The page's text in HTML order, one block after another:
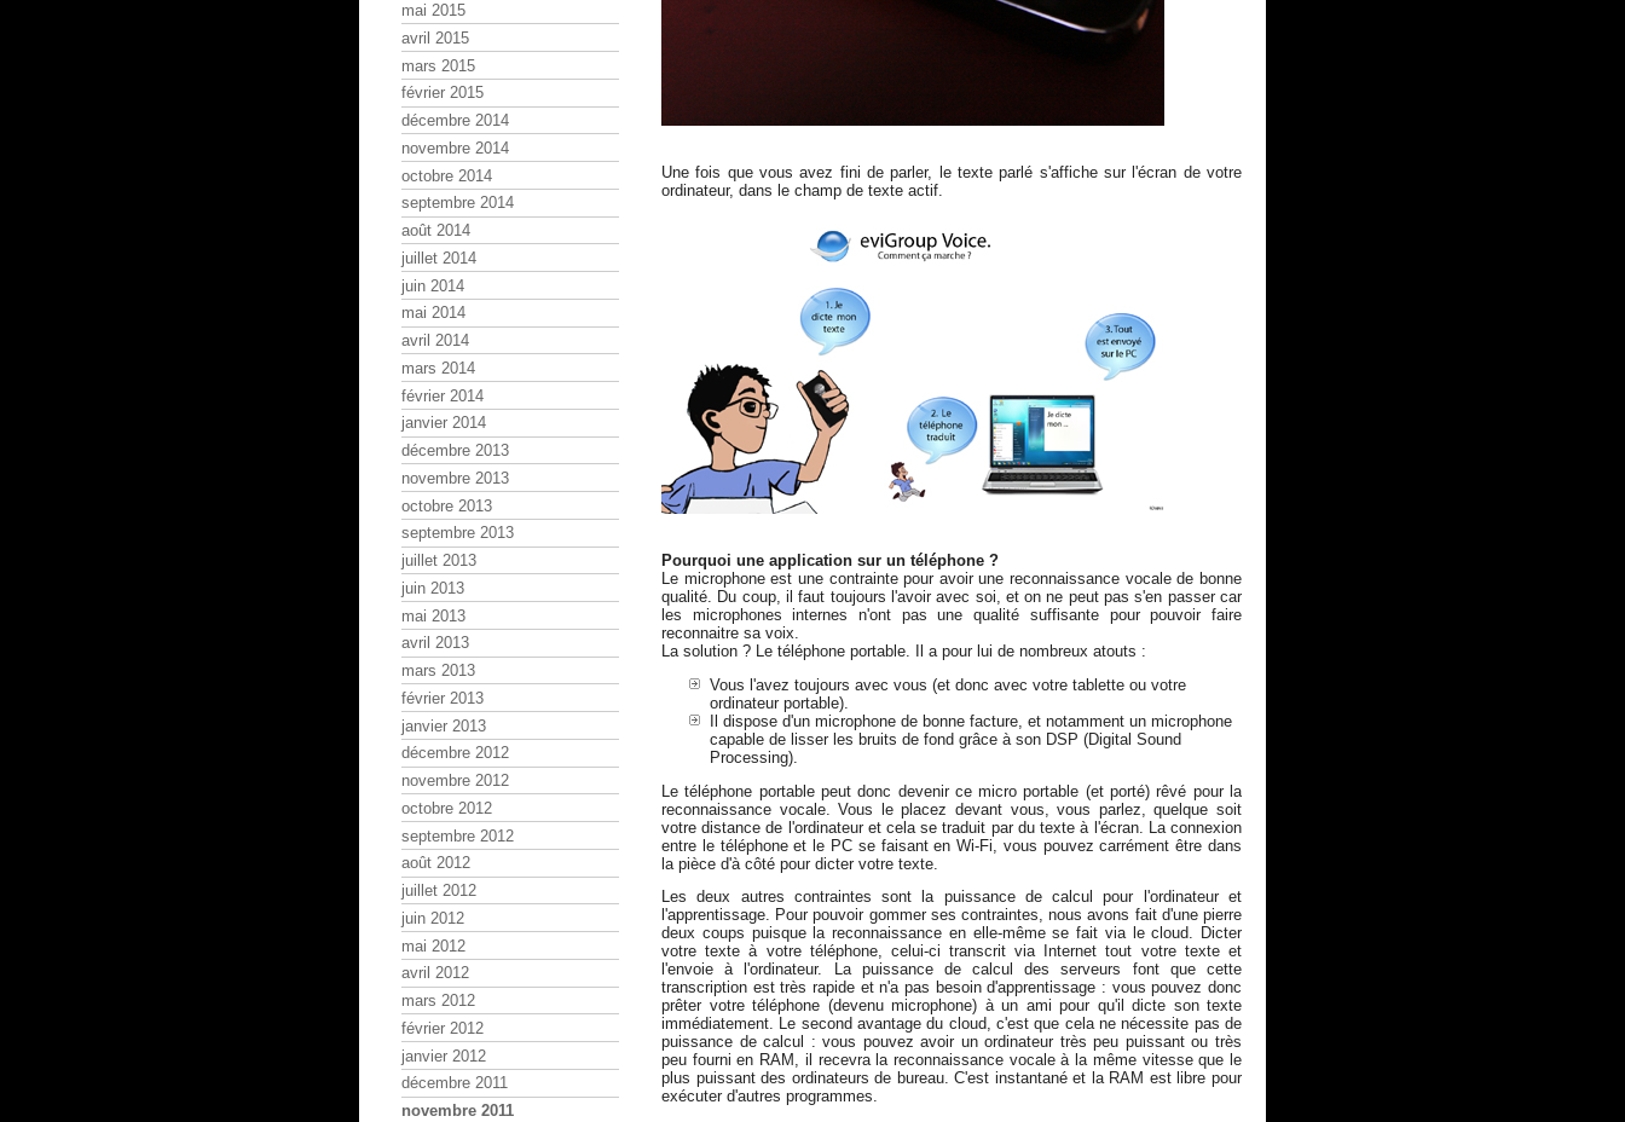
Une fois que vous avez fini de parler, le texte parlé s'affiche sur l'écran de votre
ordinateur, dans le champ de texte actif.
Pourquoi une application sur un téléphone ?
Le microphone est une contrainte pour avoir une reconnaissance vocale de bonne
qualité. Du coup, il faut toujours l'avoir avec soi, et on ne peut pas s'en passer car
les microphones internes n'ont pas une qualité suffisante pour pouvoir faire
reconnaitre sa voix.
La solution ? Le téléphone portable. Il a pour lui de nombreux atouts :
Vous l'avez toujours avec vous (et donc avec votre tablette ou votre
ordinateur portable).
Il dispose d'un microphone de bonne facture, et notamment un microphone
capable de lisser les bruits de fond grâce à son DSP (Digital Sound
Processing).
Le téléphone portable peut donc devenir ce micro portable (et porté) rêvé pour la
reconnaissance vocale. Vous le placez devant vous, vous parlez, quelque soit
votre distance de l'ordinateur et cela se traduit par du texte à l'écran. La connexion
entre le téléphone et le PC se faisant en Wi-Fi, vous pouvez carrément être dans
la pièce d'à côté pour dicter votre texte.
Les deux autres contraintes sont la puissance de calcul pour l'ordinateur et
l'apprentissage. Pour pouvoir gommer ses contraintes, nous avons fait d'une pierre
deux coups puisque la reconnaissance en elle-même se fait via le cloud. Dicter
votre texte à votre téléphone, celui-ci transcrit via Internet tout votre texte et
l'envoie à l'ordinateur. La puissance de calcul des serveurs font que cette
transcription est très rapide et n'a pas besoin d'apprentissage : vous pouvez donc
prêter votre téléphone (devenu microphone) à un ami pour qu'il dicte son texte
immédiatement. Le second avantage du cloud, c'est que cela ne nécessite pas de
puissance de calcul : vous pouvez avoir un ordinateur très peu puissant ou très
peu fourni en RAM, il recevra la reconnaissance vocale à la même vitesse que le
plus puissant des ordinateurs de bureau. C'est instantané et la RAM est libre pour
exécuter d'autres programmes.
mai 2015
avril 2015
mars 2015
février 2015
décembre 2014
novembre 2014
octobre 2014
septembre 2014
août 2014
juillet 2014
juin 2014
mai 2014
avril 2014
mars 2014
février 2014
janvier 2014
décembre 2013
novembre 2013
octobre 2013
septembre 2013
juillet 2013
juin 2013
mai 2013
avril 2013
mars 2013
février 2013
janvier 2013
décembre 2012
novembre 2012
octobre 2012
septembre 2012
août 2012
juillet 2012
juin 2012
mai 2012
avril 2012
mars 2012
février 2012
janvier 2012
décembre 2011
novembre 2011